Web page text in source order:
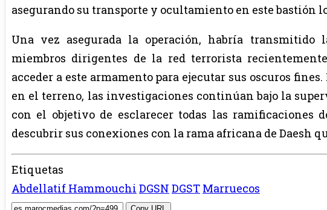
asegurando su transporte y ocultamiento en este bastión
Una vez asegurada la operación, habría transmitido
miembros dirigentes de la red terrorista
acceder a este armamento para ejecutar sus oscuros
en el terreno, las investigaciones continúan bajo la
con el objetivo de esclarecer todas las ramificaciones
descubrir sus conexiones con la rama africana de Daesh
Etiquetas
Abdellatif Hammouchi DGSN DGST Marruecos